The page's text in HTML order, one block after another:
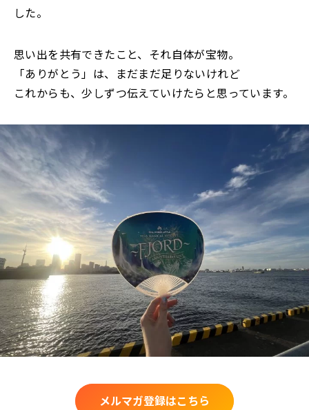
した。
思い出を共有できたこと、それ自体が宝物。
「ありがとう」は、まだまだ足りないけれど
これからも、少しずつ伝えていけたらと思っています。
メルマガ登録はこちら